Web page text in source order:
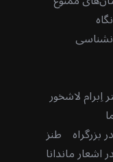
لاشخور
بزرگراه طنز
اشعار ماندانا